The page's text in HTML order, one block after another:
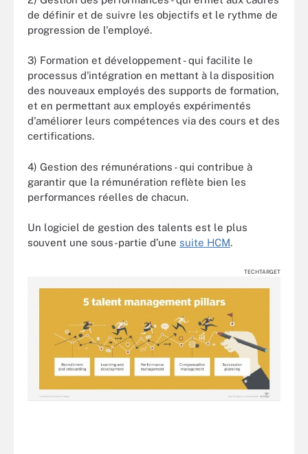
de définir et de suivre les objectifs et le rythme de
progression de l'employé.
3) Formation et développement - qui facilite le
processus d'intégration en mettant à la disposition
des nouveaux employés des supports de formation,
et en permettant aux employés expérimentés
d'améliorer leurs compétences via des cours et des
certifications.
4) Gestion des rémunérations - qui contribue à
garantir que la rémunération reflète bien les
performances réelles de chacun.
Un logiciel de gestion des talents est le plus
souvent une sous-partie d’une suite HCM.
TECHTARGET